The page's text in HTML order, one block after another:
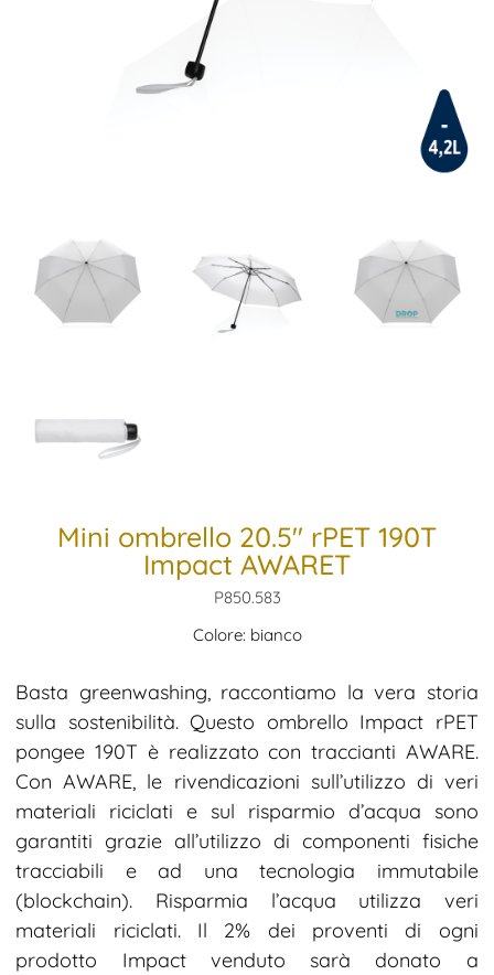
Mini ombrello 20.5″ rPET 190T
Impact AWARET
P850.583
Colore: bianco
Basta greenwashing, raccontiamo la vera storia
sulla sostenibilità. Questo ombrello Impact rPET
pongee 190T è realizzato con traccianti AWARE.
Con AWARE, le rivendicazioni sull’utilizzo di veri
materiali riciclati e sul risparmio d’acqua sono
garantiti grazie all’utilizzo di componenti fisiche
tracciabili e ad una tecnologia immutabile
(blockchain). Risparmia l’acqua utilizza veri
materiali riciclati. Il 2% dei proventi di ogni
prodotto Impact venduto sarà donato a